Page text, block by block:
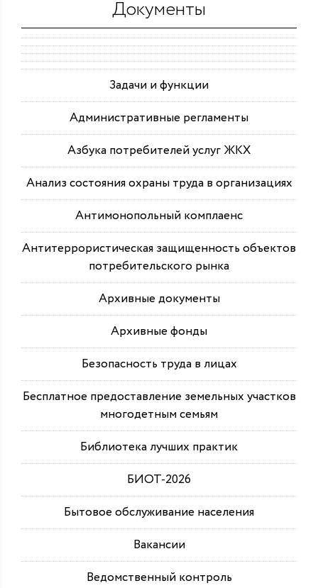
Документы
Задачи и функции
Административные регламенты
Азбука потребителей услуг ЖКХ
Анализ состояния охраны труда в организациях
Антимонопольный комплаенс
Антитеррористическая защищенность объектов
потребительского рынка
Архивные документы
Архивные фонды
Безопасность труда в лицах
Бесплатное предоставление земельных участков
многодетным семьям
Библиотека лучших практик
БИОТ-2026
Бытовое обслуживание населения
Вакансии
Ведомственный контроль